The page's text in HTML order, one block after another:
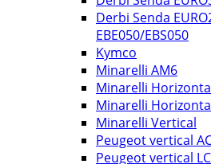
Derbi Senda
EBE050/EBS050
Kymco
Minarelli AM6
Minarelli
Minarelli
Minarelli Vertical
Peugeot vertical
Peugeot vertical LC